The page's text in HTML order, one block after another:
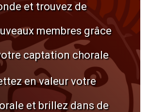
et trouvez de
membres grâce
captation chorale
en valeur votre
et brillez dans de